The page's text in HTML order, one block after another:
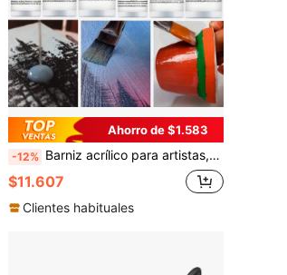
Ahorro de $1.583
-12% Barniz acrílico para artistas, no amarillento, no tóxico, anti-cuarteado, con acabado brillante, adecuado para artistas profesionales y pintores aficionados
$11.607
Clientes habituales